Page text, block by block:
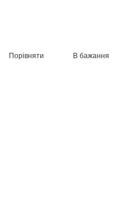
Порівняти В бажання